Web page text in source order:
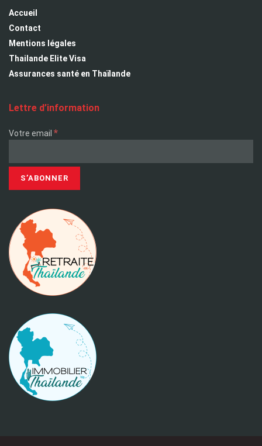
Accueil
Contact
Mentions légales
Thailande Elite Visa
Assurances santé en Thaïlande
Lettre d’information
Votre email *